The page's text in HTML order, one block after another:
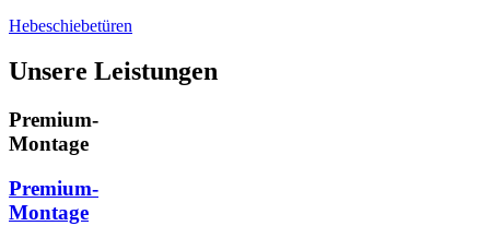
Hebeschiebetüren
Unsere Leistungen
Premium-
Montage
Premium-
Montage